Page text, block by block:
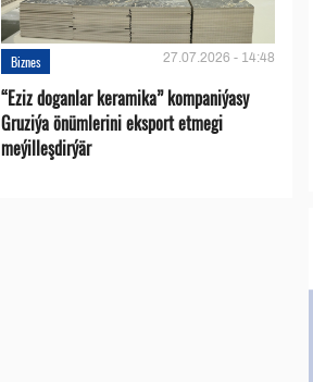
Biznes 27.07.2026 - 14:48
“Eziz doganlar keramika” kompaniýasy
Gruziýa önümlerini eksport etmegi
meýilleşdirýär